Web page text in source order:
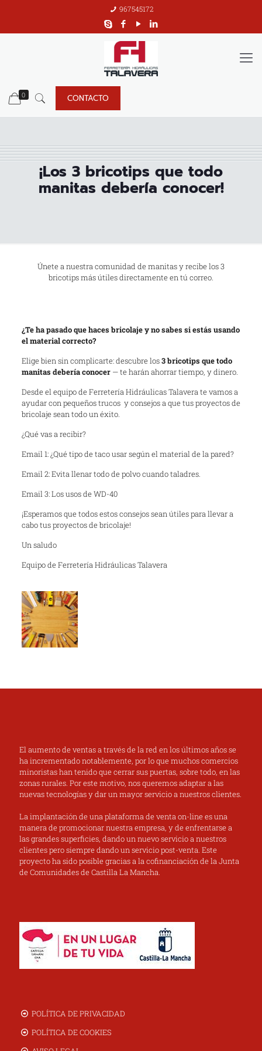
967545172
0 CONTACTO
¡Los 3 bricotips que todo
manitas debería conocer!
Únete a nuestra comunidad de manitas y recibe los 3
bricotips más útiles directamente en tú correo.
¿Te ha pasado que haces bricolaje y no sabes si estás usando
el material correcto?
Elige bien sin complicarte: descubre los3 bricotips que todo
manitas debería conocer— te harán ahorrar tiempo, y dinero.
Desde el equipo de Ferretería Hidráulicas Talavera te vamos a
ayudar con pequeños trucos y consejos a que tus proyectos de
bricolaje sean todo un éxito.
¿Qué vas a recibir?
Email 1: ¿Qué tipo de taco usar según el material de la pared?
Email 2: Evita llenar todo de polvo cuando taladres.
Email 3: Los usos de WD-40
¡Esperamos que todos estos consejos sean útiles para llevar a
cabo tus proyectos de bricolaje!
Un saludo
Equipo de Ferretería Hidráulicas Talavera
El aumento de ventas a través de la red en los últimos años se
ha incrementado notablemente, por lo que muchos comercios
minoristas han tenido que cerrar sus puertas, sobre todo, en las
zonas rurales. Por este motivo, nos queremos adaptar a las
nuevas tecnologías y dar un mayor servicio a nuestros clientes.
La implantación de una plataforma de venta on-line es una
manera de promocionar nuestra empresa, y de enfrentarse a
las grandes superficies, dando un nuevo servicio a nuestros
clientes pero siempre dando un servicio post-venta. Este
proyecto ha sido posible gracias a la cofinanciación de la Junta
de Comunidades de Castilla La Mancha.
POLÍTICA DE PRIVACIDAD
POLÍTICA DE COOKIES